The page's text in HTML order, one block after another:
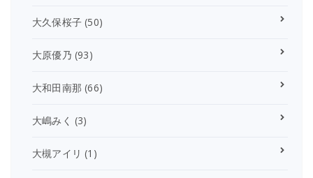
大久保桜子 (50)
大原優乃 (93)
大和田南那 (66)
大嶋みく (3)
大槻アイリ (1)